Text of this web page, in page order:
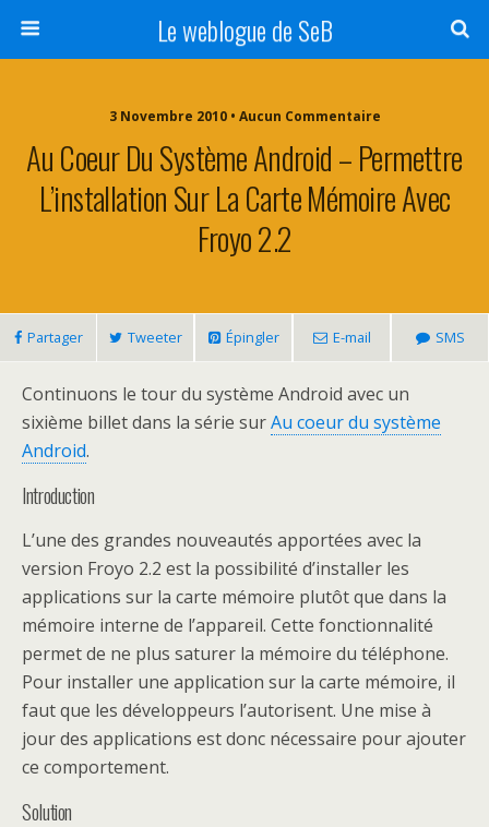
Le weblogue de SeB
3 Novembre 2010 • Aucun Commentaire
Au Coeur Du Système Android – Permettre
L’installation Sur La Carte Mémoire Avec
Froyo 2.2
Partager Tweeter Épingler E-mail SMS
Continuons le tour du système Android avec un
sixième billet dans la série surAu coeur du système
Android.
Introduction
L’une des grandes nouveautés apportées avec la
version Froyo 2.2 est la possibilité d’installer les
applications sur la carte mémoire plutôt que dans la
mémoire interne de l’appareil. Cette fonctionnalité
permet de ne plus saturer la mémoire du téléphone.
Pour installer une application sur la carte mémoire, il
faut que les développeurs l’autorisent. Une mise à
jour des applications est donc nécessaire pour ajouter
ce comportement.
Solution